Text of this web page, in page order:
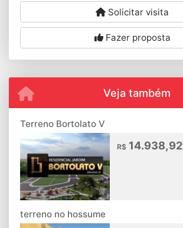
Solicitar visita
Fazer proposta
Veja também
Terreno Bortolato V
R$ 14.938,92
terreno no hossume